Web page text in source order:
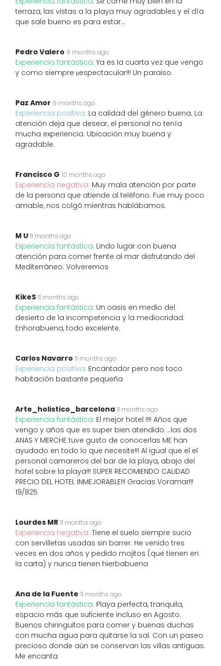
terraza, las vistas a la playa muy agradables y el día
que sale bueno es para estar…
Pedro Valero 8 months ago
Experiencia fantástica: Ya es la cuarta vez que vengo
y como siempre ¡¡espectacular!!! Un paraiso.
Paz Amor 9 months ago
Experiencia positiva: La calidad del género buena. La
atención deja que desear, el personal no tenía
mucha experiencia. Ubicación muy buena y
agradable.
Francisco G 10 months ago
Experiencia negativa: Muy mala atención por parte
de la persona que atiende al teléfono. Fue muy poco
amable, nos colgó mientras hablábamos.
M U 11 months ago
Experiencia fantástica: Lindo lugar con buena
atención para comer frente al mar disfrutando del
Mediterráneo. Volveremos
KikeS 11 months ago
Experiencia fantástica: Un oasis en medio del
desierto de la incompetencia y la mediocridad.
Enhorabuena, todo excelente.
Carlos Navarro 11 months ago
Experiencia positiva: Encantador pero nos toco
habitación bastante pequeña
Arte_holistico_barcelona 11 months ago
Experiencia fantástica: El mejor hotel !!!! Años que
vengo y años que es super bien atendido …las dos
ANAS Y MERCHE tuve gusto de conocerlas ME han
ayudado en todo lo que necesite!!! Al igual que el el
personal camareros del bar de la playa, abajo del
hotel sobre la playa!!! SUPER RECOMIENDO CALIDAD
PRECIO DEL HOTEL INMEJORABLE!!! Gracias Voramar!!!
19/825
Lourdes MR 11 months ago
Experiencia negativa: Tiene el suelo siempre sucio
con servilletas usadas sin barrer. He venido tres
veces en dos años y pedido mojitos (que tienen en
la carta) y nunca tienen hierbabuena
Ana de la Fuente 11 months ago
Experiencia fantástica: Playa perfecta, tranquila,
espacio más que suficiente incluso en Agosto.
Buenos chiringuitos para comer y buenas duchas
con mucha agua para quitarse la sal. Con un paseo
precioso donde aún se conservan las villas antiguas.
Me encanta